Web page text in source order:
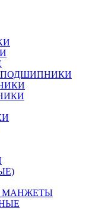
ПОДШИПНИКИ
МАНЖЕТЫ